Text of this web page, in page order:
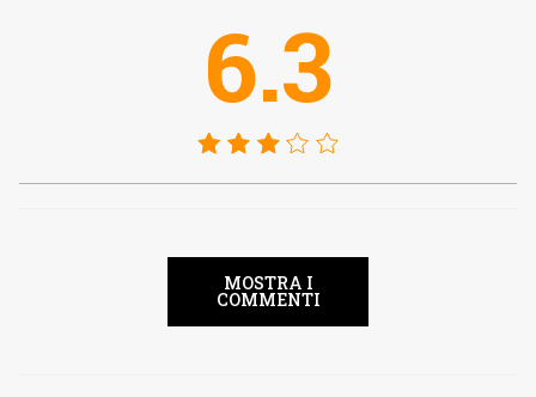
6.3
MOSTRA I
COMMENTI